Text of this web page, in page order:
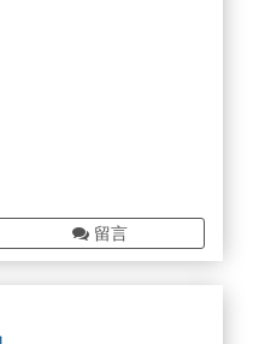
留言